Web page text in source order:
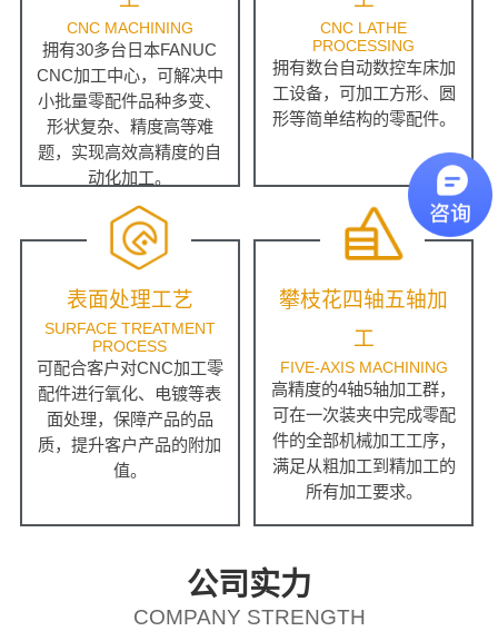
CNC MACHINING
拥有30多台日本FANUC
CNC加工中心，可解决中
小批量零配件品种多变、
形状复杂、精度高等难
题，实现高效高精度的自
动化加工。
CNC LATHE
PROCESSING
拥有数台自动数控车床加
工设备，可加工方形、圆
形等简单结构的零配件。
表面处理工艺
SURFACE TREATMENT
PROCESS
可配合客户对CNC加工零
配件进行氧化、电镀等表
面处理，保障产品的品
质，提升客户产品的附加
值。
攀枝花四轴五轴加
工
FIVE-AXIS MACHINING
高精度的4轴5轴加工群，
可在一次装夹中完成零配
件的全部机械加工工序，
满足从粗加工到精加工的
所有加工要求。
公司实力
COMPANY STRENGTH